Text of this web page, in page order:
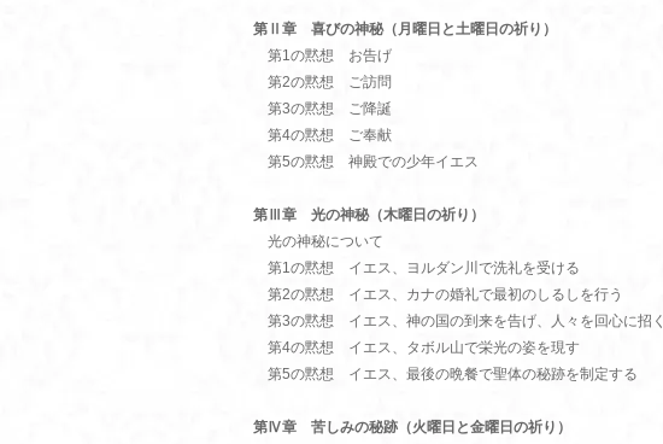
第Ⅱ章 喜びの神秘（月曜日と土曜日の祈り）
第1の黙想 お告げ
第2の黙想 ご訪問
第3の黙想 ご降誕
第4の黙想 ご奉献
第5の黙想 神殿での少年イエス
第Ⅲ章 光の神秘（木曜日の祈り）
光の神秘について
第1の黙想 イエス、ヨルダン川で洗礼を受ける
第2の黙想 イエス、カナの婚礼で最初のしるしを行う
第3の黙想 イエス、神の国の到来を告げ、人々を回心に招く
第4の黙想 イエス、タボル山で栄光の姿を現す
第5の黙想 イエス、最後の晩餐で聖体の秘跡を制定する
第Ⅳ章 苦しみの秘跡（火曜日と金曜日の祈り）